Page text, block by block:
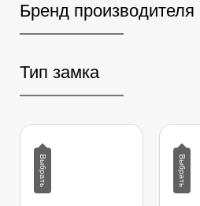
Бренд производителя
Тип замка